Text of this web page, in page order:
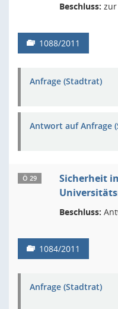
Beschluss:
1088/2011
Anfrage (Stadtrat)
Antwort auf Anfrage
Ö 29
Sicherheit
Beschluss:
1084/2011
Anfrage (Stadtrat)